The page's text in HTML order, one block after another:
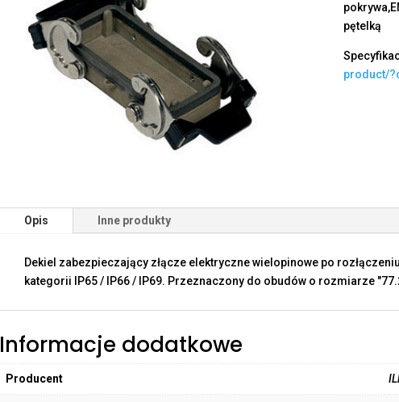
pętelką
product/
Opis Inne produkty
Dekiel zabezpieczający złącze elektryczne wielopinowe po
kategorii IP65 / IP66 / IP69. Przeznaczony do obudów o rozmiarze
Informacje dodatkowe
Producent